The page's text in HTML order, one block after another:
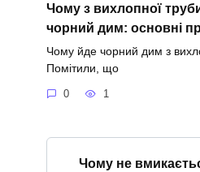
Чому з вихлопної
чорний дим: основні
Чому йде чорний дим з
Помітили, що
0 1
Чому не